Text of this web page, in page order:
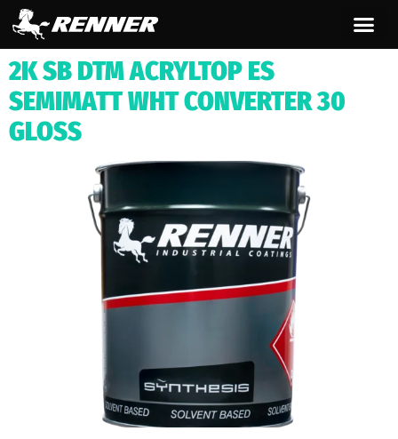
contenuto
2K SB DTM ACRYLTOP ES
SEMIMATT WHT CONVERTER 30
GLOSS